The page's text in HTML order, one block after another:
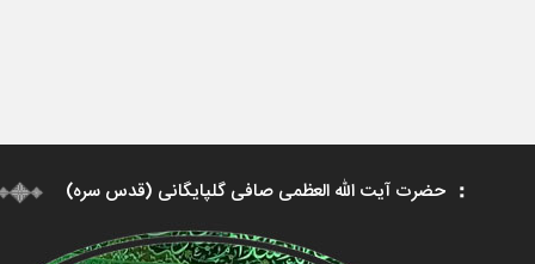
حضرت آیت الله العظمی صافی گلپایگانی (قدس سره)